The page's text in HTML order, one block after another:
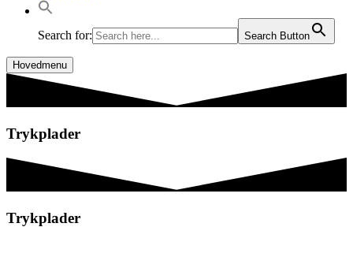
Search for: Search Button
Hovedmenu
Trykplader
Trykplader